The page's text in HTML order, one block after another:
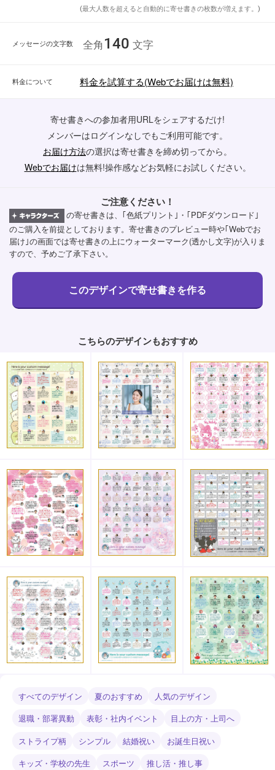
(最大人数を超えると自動的に寄せ書きの枚数が増えます。)
メッセージの文字数 全角 140 文字
料金について 料金を試算する(Webでお届けは無料)
寄せ書きへの参加者用URLをシェアするだけ!
メンバーはログインなしでもご利用可能です。
お届け方法の選択は寄せ書きを締め切ってから。
Webでお届けは無料!操作感などお気軽にお試しください。
ご注意ください！
の寄せ書きは、｢色紙プリント｣・｢PDFダウンロード｣
のご購入を前提としております。寄せ書きのプレビュー時や｢Webでお
届け｣の画面では寄せ書きの上にウォーターマーク(透かし文字)が入りま
すので、予めご了承下さい。
こちらのデザインもおすすめ
すべてのデザイン 夏のおすすめ
人気のデザイン
退職・部署異動
表彰・社内イベント
目上の方・上司へ
ストライプ柄
シンプル 結婚祝い
お誕生日祝い
キッズ・学校の先生
スポーツ 推し活・推し事